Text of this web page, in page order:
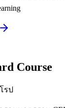
Course
รป